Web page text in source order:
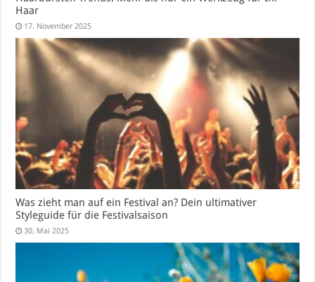
Haar
17. November 2025
Was zieht man auf ein Festival an? Dein ultimativer
Styleguide für die Festivalsaison
30. Mai 2025